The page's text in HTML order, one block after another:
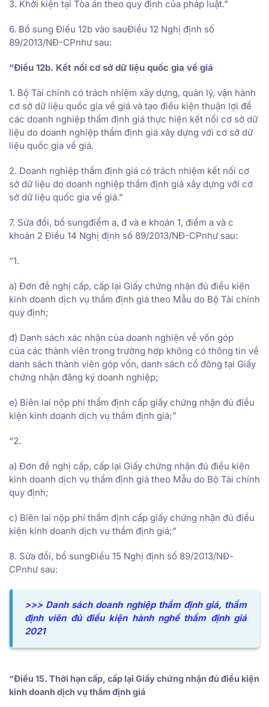
3. Khởi kiện tại Tòa án theo quy định của pháp luật.”
6. Bổ sung Điều 12b vào sauĐiều 12 Nghị định số
89/2013/NĐ-CPnhư sau:
“Điều 12b. Kết nối cơ sở dữ liệu quốc gia về giá
1. Bộ Tài chính có trách nhiệm xây dựng, quản lý, vận hành
cơ sở dữ liệu quốc gia về giá và tạo điều kiện thuận lợi để
các doanh nghiệp thẩm định giá thực hiện kết nối cơ sở dữ
liệu do doanh nghiệp thẩm định giá xây dựng với cơ sở dữ
liệu quốc gia về giá.
2. Doanh nghiệp thẩm định giá có trách nhiệm kết nối cơ
sở dữ liệu do doanh nghiệp thẩm định giá xây dựng với cơ
sở dữ liệu quốc gia về giá.”
7. Sửa đổi, bổ sungđiểm a, đ và e khoản 1, điểm a và c
khoản 2 Điều 14 Nghị định số 89/2013/NĐ-CPnhư sau:
“1.
a) Đơn đề nghị cấp, cấp lại Giấy chứng nhận đủ điều kiện
kinh doanh dịch vụ thẩm định giá theo Mẫu do Bộ Tài chính
quy định;
đ) Danh sách xác nhận của doanh nghiện về vốn góp
của các thành viên trong trường hợp không có thông tin về
danh sách thành viên góp vốn, danh sách cổ đông tại Giấy
chứng nhận đăng ký doanh nghiệp;
e) Biên lai nộp phí thẩm định cấp giấy chứng nhận đủ điều
kiện kinh doanh dịch vụ thẩm định giá;”
“2.
a) Đơn đề nghị cấp, cấp lại Giấy chứng nhận đủ điều kiện
kinh doanh dịch vụ thẩm định giá theo Mẫu do Bộ Tài chính
quy định;
c) Biên lai nộp phí thẩm định cấp giấy chứng nhận đủ điều
kiện kinh doanh dịch vụ thẩm định giá;”
8. Sửa đổi, bổ sungĐiều 15 Nghị định số 89/2013/NĐ-
CPnhư sau:
>>> Danh sách doanh nghiệp thẩm định giá, thẩm
định viên đủ điều kiện hành nghề thẩm định giá
2021
“Điều 15. Thời hạn cấp, cấp lại Giấy chứng nhận đủ điều kiện
kinh doanh dịch vụ thẩm định giá